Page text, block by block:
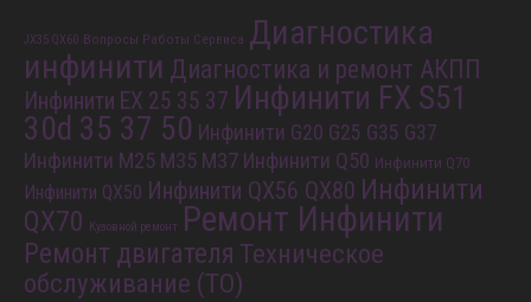
JX35 QX60 Вопросы Работы Сервиса Диагностика
инфинити Диагностика и ремонт АКПП
Инфинити EX 25 35 37 Инфинити FX S51
30d 35 37 50 Инфинити G20 G25 G35 G37
Инфинити M25 M35 M37 Инфинити Q50 Инфинити Q70
Инфинити QX50 Инфинити QX56 QX80 Инфинити
QX70
Кузовной ремонт Ремонт Инфинити
Ремонт двигателя Техническое
обслуживание (ТО)